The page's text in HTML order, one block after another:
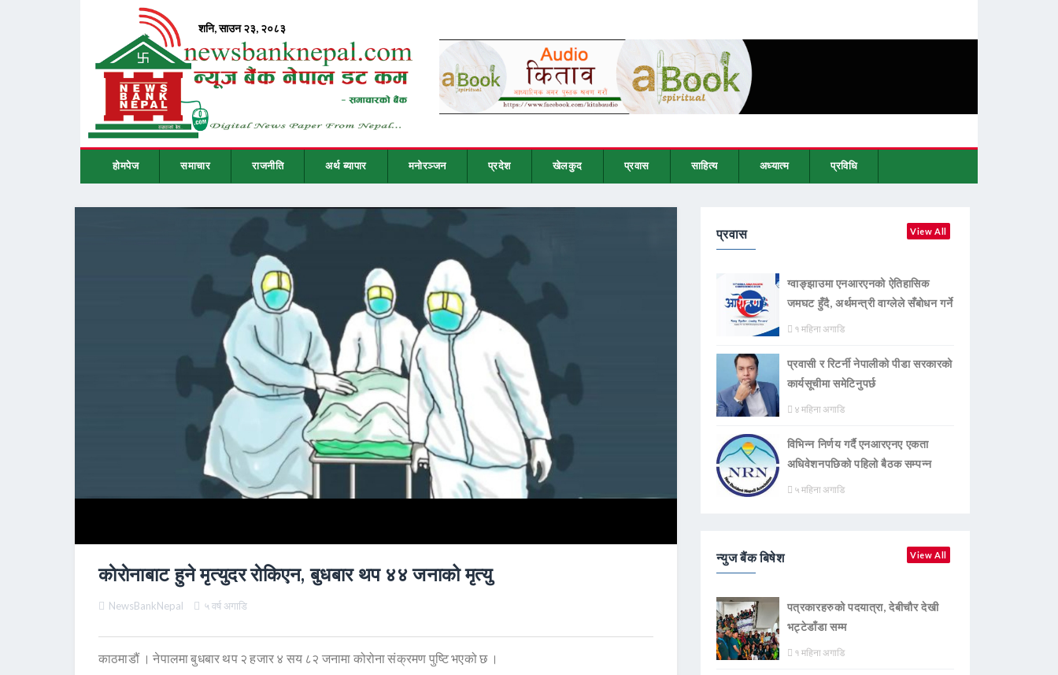
होमपेज समाचार राजनीति अर्थ ब्यापार मनोरञ्जन प्रदेश खेलकुद प्रवास साहित्य अध्यात्म प्रविधि
काेराेनाबाट हुने मृत्युदर राेकिएन, बुधबार थप ४४ जनाको मृत्यु
NewsBankNepal ५ वर्ष अगाडि
काठमाडौं । नेपालमा बुधबार थप २ हजार ४ सय ८२ जनामा कोरोना संक्रमण पुष्टि भएको छ ।
प्रवास View All
ग्वाङ्झाउमा एनआरएनको ऐतिहासिक
जमघट हुँदै, अर्थमन्त्री वाग्लेले सँबोधन गर्ने
१ महिना अगाडि
प्रवासी र रिटर्नी नेपालीको पीडा सरकारको
कार्यसूचीमा समेटिनुपर्छ
४ महिना अगाडि
विभिन्न निर्णय गर्दै एनआरएनए एकता
अधिवेशनपछिको पहिलो बैठक सम्पन्न
५ महिना अगाडि
न्युज बैंक बिषेश View All
पत्रकारहरुको पदयात्रा, देबीचौर देखी
भट्टेडाँडा सम्म
१ महिना अगाडि